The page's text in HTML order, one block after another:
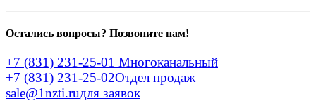
Остались вопросы? Позвоните нам!
+7 (831) 231-25-01 Многоканальный
+7 (831) 231-25-02Отдел продаж
sale@1nzti.ruдля заявок